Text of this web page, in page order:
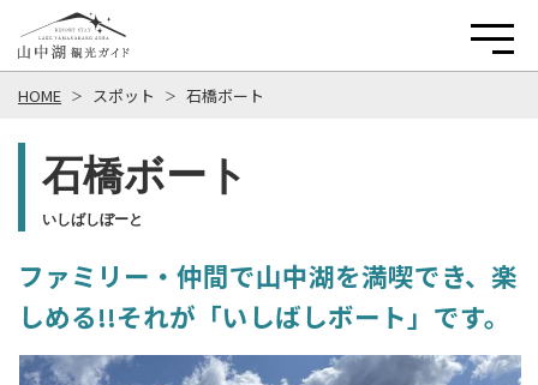
HOME スポット 石橋ボート
石橋ボート
いしばしぼーと
ファミリー・仲間で山中湖を満喫でき、楽
しめる!!それが「いしばしボート」です。